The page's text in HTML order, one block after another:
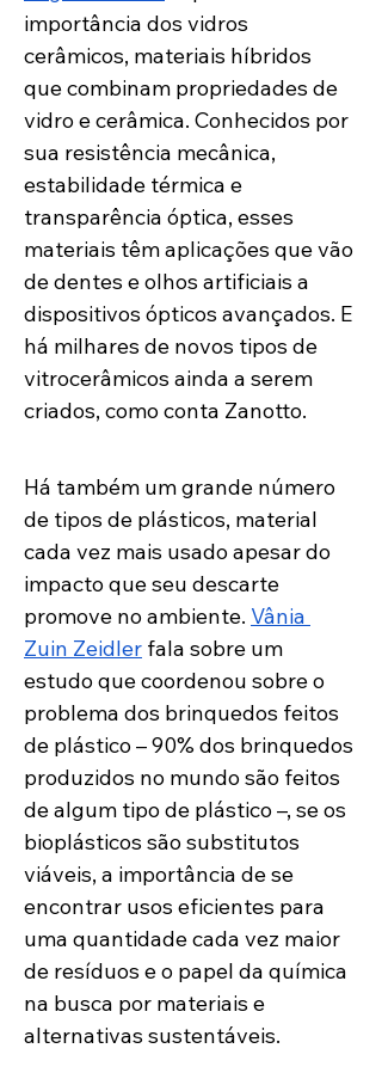
importância dos vidros
cerâmicos, materiais híbridos
que combinam propriedades de
vidro e cerâmica. Conhecidos por
sua resistência mecânica,
estabilidade térmica e
transparência óptica, esses
materiais têm aplicações que vão
de dentes e olhos artificiais a
dispositivos ópticos avançados. E
há milhares de novos tipos de
vitrocerâmicos ainda a serem
criados, como conta Zanotto.
Há também um grande número
de tipos de plásticos, material
cada vez mais usado apesar do
impacto que seu descarte
promove no ambiente. Vânia
Zuin Zeidler fala sobre um
estudo que coordenou sobre o
problema dos brinquedos feitos
de plástico – 90% dos brinquedos
produzidos no mundo são feitos
de algum tipo de plástico –, se os
bioplásticos são substitutos
viáveis, a importância de se
encontrar usos eficientes para
uma quantidade cada vez maior
de resíduos e o papel da química
na busca por materiais e
alternativas sustentáveis.